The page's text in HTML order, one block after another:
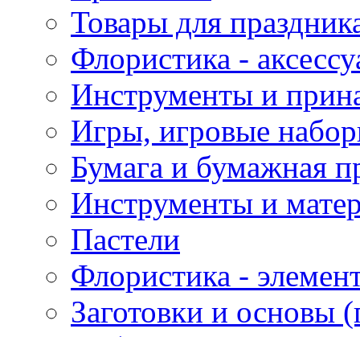
Товары для
Флористика -
Инструменты и
Игры, игровые
Бумага и бумажная
Инструменты и
Пастели
Флористика -
Заготовки и основы